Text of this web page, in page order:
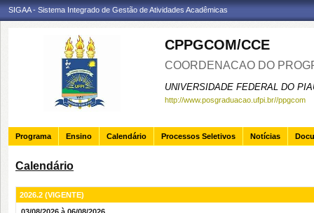
SIGAA - Sistema Integrado de Gestão de Atividades Acadêmicas
CPPGCOM/CCE
COORDENACAO DO
UNIVERSIDADE FEDERAL DO
http://www.posgraduacao.ufpi.br//ppgcom
Programa Ensino Calendário Processos Seletivos Notícias
Calendário
2026.2 (VIGENTE)